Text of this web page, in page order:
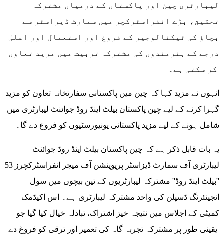
لیبارٹری چین اور پاکستان کے درمیان مشترکہ
تحقیق، بڑے انفراسٹرکچر میں سمارٹ ڈیزاسٹر سے
بچاؤ کی ٹیکنالوجیز کے فروغ اور استعمال اور اعلیٰ
درجے کے ہنرمندوں کی مشترکہ تربیت میں مزید تعاون
انہوں نے مزید کہا کہ چین میں پاکستانی سفارتخانہ تعاون کو مزید
گہرا کرنے کے لیے چین پاکستان بیلٹ اینڈ روڈ جوائنٹ لیبارٹری میں
شامل ہونے کے لیے مزید پاکستانی یونیورسٹیوں کو فروغ دے گا۔
یہ بات قابل ذکر ہے کہ چین پاکستان بیلٹ اینڈ روڈ جوائنٹ
لیبارٹری آف سمارٹ ڈیزاسٹر پریوینشن آف میجر انفراسٹرکچرز 53
''بیلٹ اینڈ روڈ'' مشترکہ لیبارٹریوں کے تین بیچوں میں سول
انجینئرنگ ڈسپلن کی واحد مشترکہ لیبارٹری ہے۔ اس اکیڈمک
کمیٹی کے اجلاس میں نتیجہ خیز اشتراک، تبادلہ خیال کیا گیا جو
یقینی طور پر مشترکہ تجربہ گاہ کی تعمیر اور ترقی کو فروغ دے